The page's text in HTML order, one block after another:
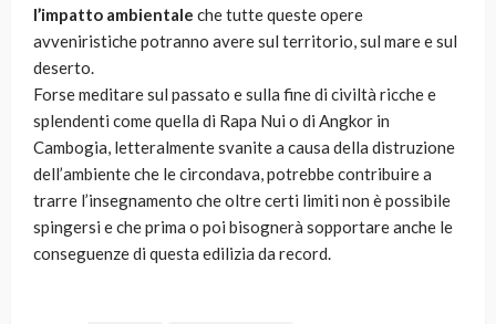
l’impatto ambientale che tutte queste opere
avveniristiche potranno avere sul territorio, sul mare e sul
deserto.
Forse meditare sul passato e sulla fine di civiltà ricche e
splendenti come quella di Rapa Nui o di Angkor in
Cambogia, letteralmente svanite a causa della distruzione
dell’ambiente che le circondava, potrebbe contribuire a
trarre l’insegnamento che oltre certi limiti non è possibile
spingersi e che prima o poi bisognerà sopportare anche le
conseguenze di questa edilizia da record.